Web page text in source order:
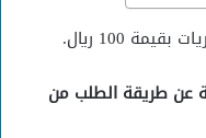
100 ريال.
عن طريقة الطلب من